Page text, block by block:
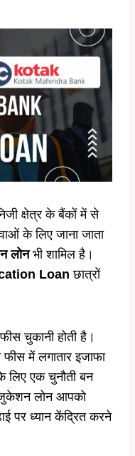
क्षेत्र के बैंकों में से
के लिए जाना जाता
लोनभी शामिल है।
Loanछात्रों
चुकानी होती है।
में लगातार इजाफा
लिए एक चुनौती बन
लोन आपको
पर ध्यान केंद्रित करने